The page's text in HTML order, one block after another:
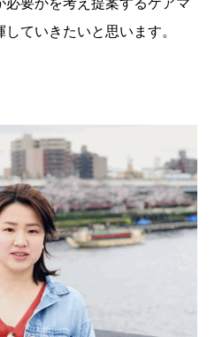
ていきたいと思います。